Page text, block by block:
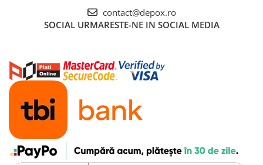
contact@depox.ro
SOCIAL URMARESTE-NE IN SOCIAL MEDIA